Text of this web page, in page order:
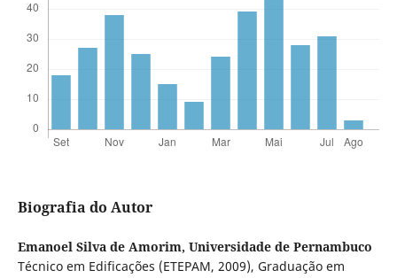
Biografia do Autor
Emanoel Silva de Amorim, Universidade de Pernambuco
Técnico em Edificações (ETEPAM, 2009), Graduação em